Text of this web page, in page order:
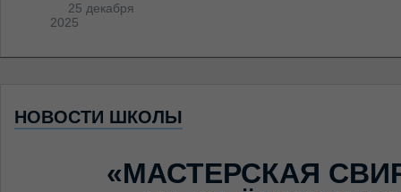
25 декабря
2025
НОВОСТИ ШКОЛЫ
«МАСТЕРСКАЯ